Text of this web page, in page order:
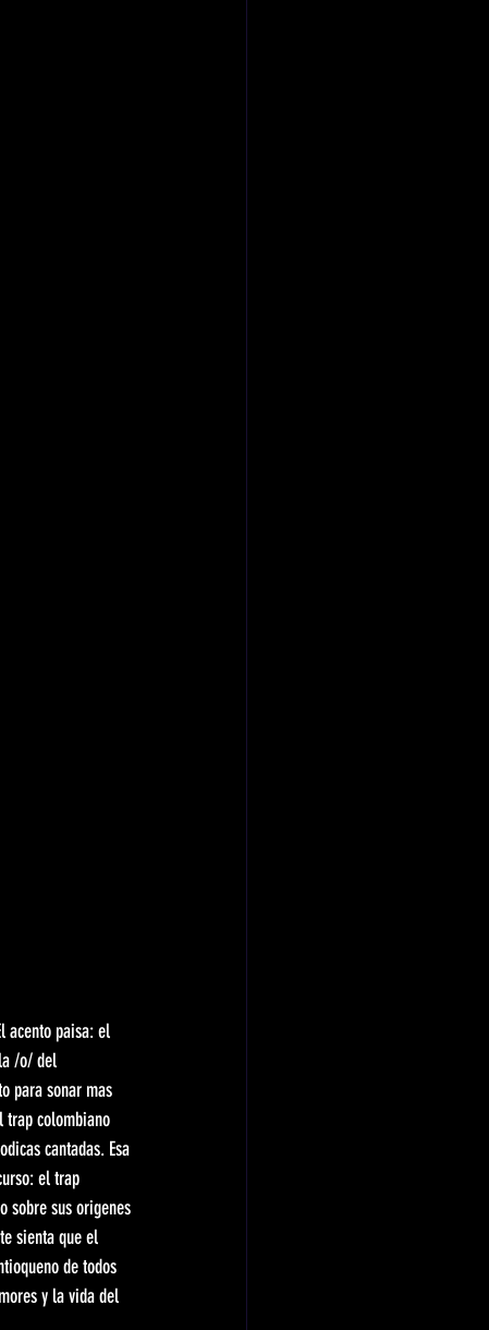
acento paisa: el
/o/ del
para sonar mas
trap colombiano
cantadas. Esa
el trap
sobre sus origenes
sienta que el
de todos
y la vida del